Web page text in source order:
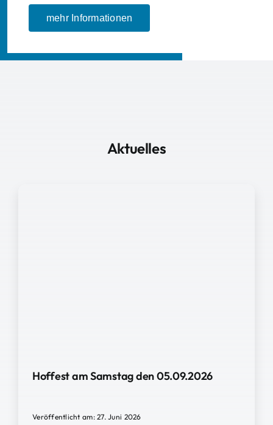
mehr Informationen
Aktuelles
Hoffest am Samstag den 05.09.2026
Veröffentlicht am: 27. Juni 2026